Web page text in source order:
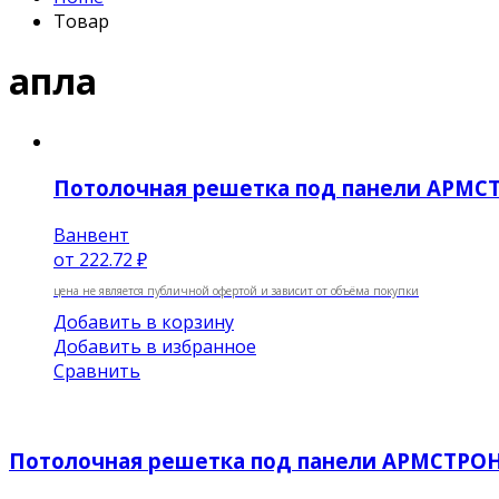
Товар
апла
Потолочная решетка под панели
Ванвент
от 222.72 ₽
цена не является публичной офертой и зависит от объёма покупки
Добавить в корзину
Добавить в избранное
Сравнить
Потолочная решетка под панели